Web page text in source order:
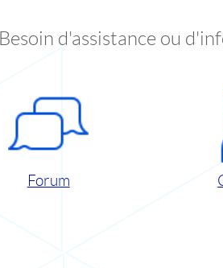
Besoin d'assistance ou
Forum